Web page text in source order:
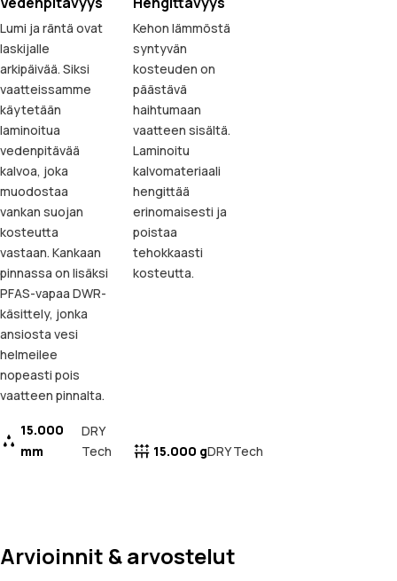
Lumi ja räntä ovat
laskijalle
arkipäivää. Siksi
vaatteissamme
käytetään
laminoitua
vedenpitävää
kalvoa, joka
muodostaa
vankan suojan
kosteutta
vastaan. Kankaan
pinnassa on lisäksi
PFAS-vapaa DWR-
käsittely, jonka
ansiosta vesi
helmeilee
nopeasti pois
vaatteen pinnalta.
15.000
mm
DRY
Tech
Kehon lämmöstä
syntyvän
kosteuden on
päästävä
haihtumaan
vaatteen sisältä.
Laminoitu
kalvomateriaali
hengittää
erinomaisesti ja
poistaa
tehokkaasti
kosteutta.
15.000 gDRY Tech
Arvioinnit & arvostelut